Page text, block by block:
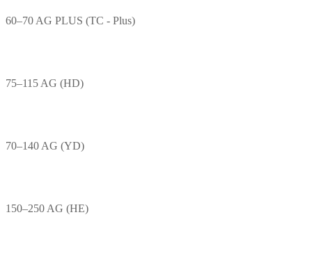
60–70 AG PLUS (TC - Plus)
75–115 AG (HD)
70–140 AG (YD)
150–250 AG (HE)